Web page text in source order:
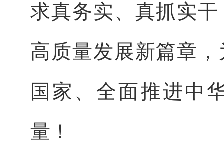
求真务实、真抓实
高质量发展新篇章
国家、全面推进中
量！